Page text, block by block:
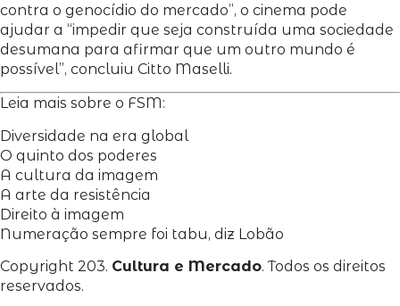
contra o genocídio do mercado”, o cinema pode
ajudar a “impedir que seja construída uma sociedade
desumana para afirmar que um outro mundo é
possível”, concluiu Citto Maselli.
Leia mais sobre o FSM:
Diversidade na era global
O quinto dos poderes
A cultura da imagem
A arte da resistência
Direito à imagem
Numeração sempre foi tabu, diz Lobão
Copyright 203. Cultura e Mercado. Todos os direitos
reservados.